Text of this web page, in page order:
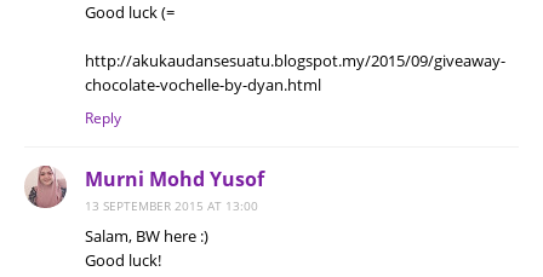
Good luck (=
http://akukaudansesuatu.blogspot.my/2015/09/giveaway-
chocolate-vochelle-by-dyan.html
Reply
Murni Mohd Yusof
13 SEPTEMBER 2015 AT 13:00
Salam, BW here :)
Good luck!